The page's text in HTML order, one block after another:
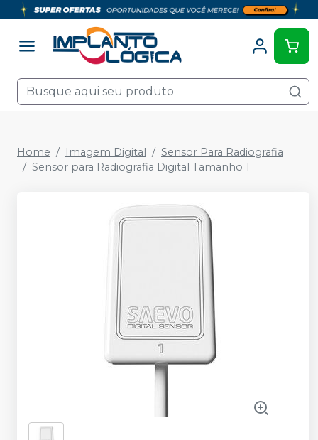
Home Imagem Digital
Sensor Para Radiografia
Sensor para Radiografia Digital Tamanho 1